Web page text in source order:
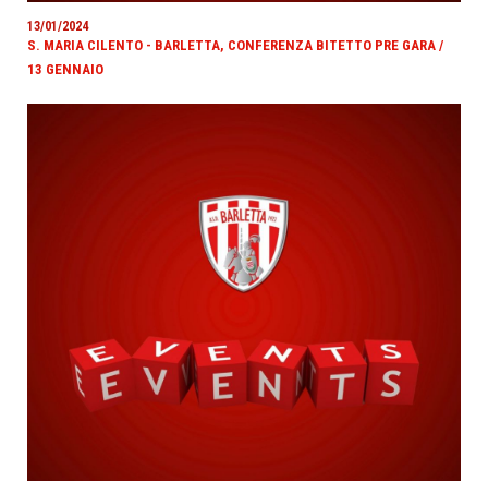
13/01/2024
S. MARIA CILENTO - BARLETTA, CONFERENZA BITETTO PRE GARA /
13 GENNAIO